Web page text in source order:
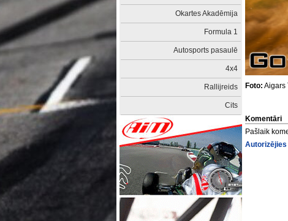
Okartes Akadēmija
Formula 1
Autosports pasaulē
4x4
Rallijreids
Cits
Foto: Aigars
Komentāri
Pašlaik
Autorizējies